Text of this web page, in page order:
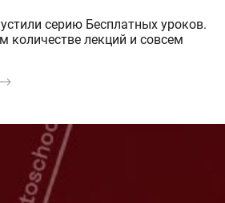
серию Бесплатных уроков.
количестве лекций и совсем